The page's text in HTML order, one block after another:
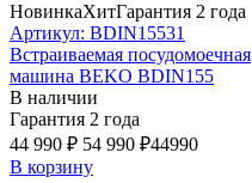
НовинкаХитГарантия 2 года
Артикул: BDIN15531
Встраиваемая посудомоечная
машина BEKO BDIN155
В наличии
Гарантия 2 года
44 990 ₽ 54 990 ₽44990
В корзину